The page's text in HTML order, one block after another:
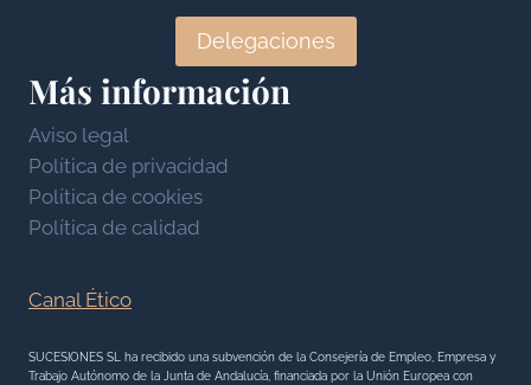
Delegaciones
Más información
Aviso legal
Política de privacidad
Política de cookies
Política de calidad
Canal Ético
SUCESIONES SL ha recibido una subvención de la Consejería de Empleo, Empresa y
Trabajo Autónomo de la Junta de Andalucía, financiada por la Unión Europea con